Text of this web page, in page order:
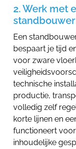
2. Werk met
Een
bespaart je tijd
voor zware
technische
productie,
volledig zelf
korte lijnen en
functioneert
inhoudelijke